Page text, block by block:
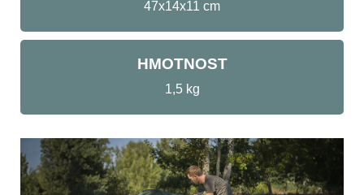
47x14x11 cm
HMOTNOST
1,5 kg